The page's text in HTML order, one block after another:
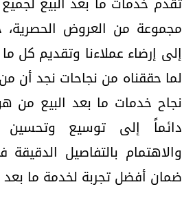
مجموعة من العروض
إلى إرضاء عملاءنا وتقديم كل
لما حققناه من نجاحات نجد أن
نجاح خدمات ما بعد البيع من
دائماً إلى توسيع
والاهتمام بالتفاصيل
ضمان أفضل تجربة لخدمة ما بعد